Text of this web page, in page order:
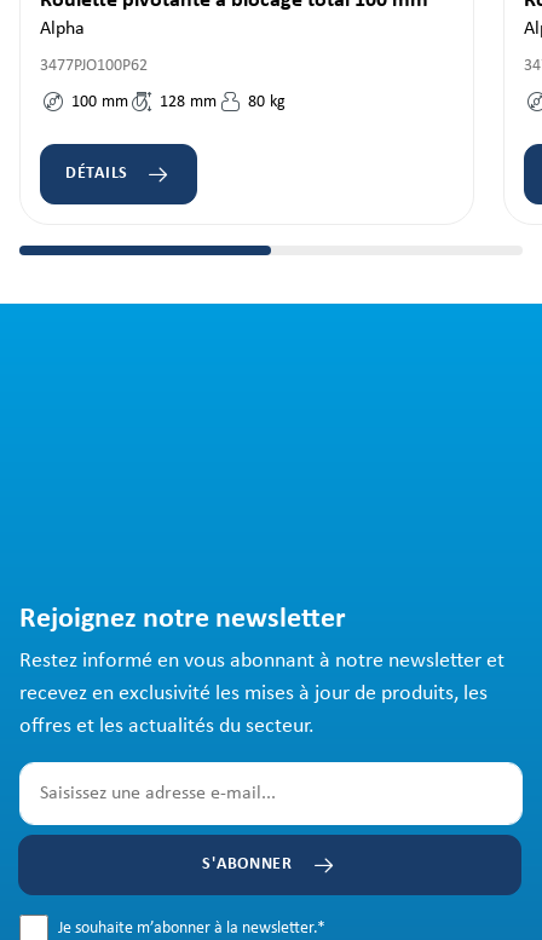
Alpha
3477PJO100P62
100 mm 128 mm 80 kg
DÉTAILS
Rejoignez notre newsletter
Restez informé en vous abonnant à notre newsletter et
recevez en exclusivité les mises à jour de produits, les
offres et les actualités du secteur.
S'ABONNER
Je souhaite m’abonner à la newsletter.*